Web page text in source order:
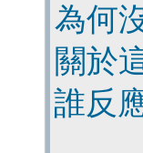
為何
關於
誰反